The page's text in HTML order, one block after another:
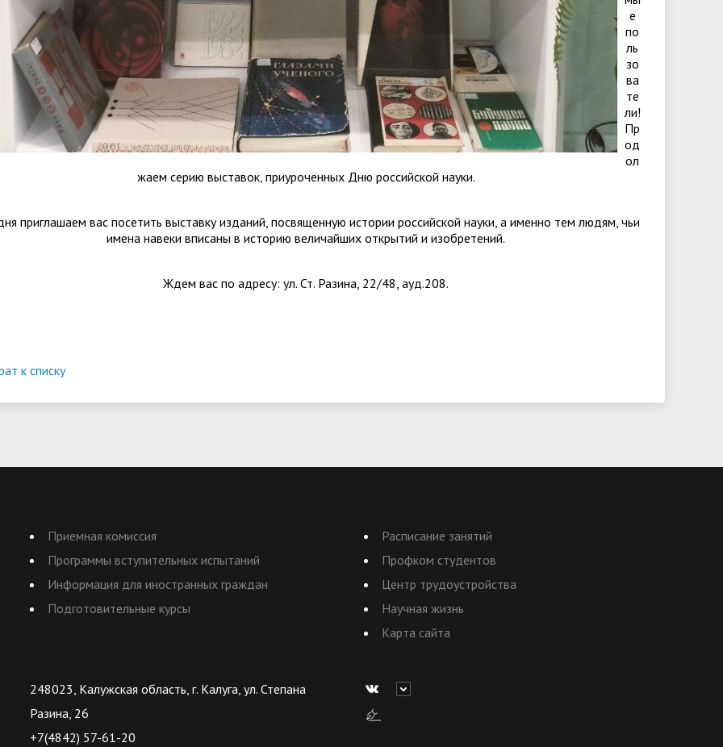
е
по
ль
зо
ва
те
ли!
Пр
од
ол
жаем серию выставок, приуроченных Дню российской науки.
приглашаем вас посетить выставку изданий, посвященную истории российской науки, а именно тем людям, чьи
имена навеки вписаны в историю величайших открытий и изобретений.
Ждем вас по адресу: ул. Ст. Разина, 22/48, ауд.208.
к списку
Приемная комиссия
Программы вступительных испытаний
Информация для иностранных граждан
Подготовительные курсы
Расписание занятий
Профком студентов
Центр трудоустройства
Научная жизнь
Карта сайта
248023, Калужская область, г. Калуга, ул. Степана
Разина, 26
+7(4842) 57-61-20